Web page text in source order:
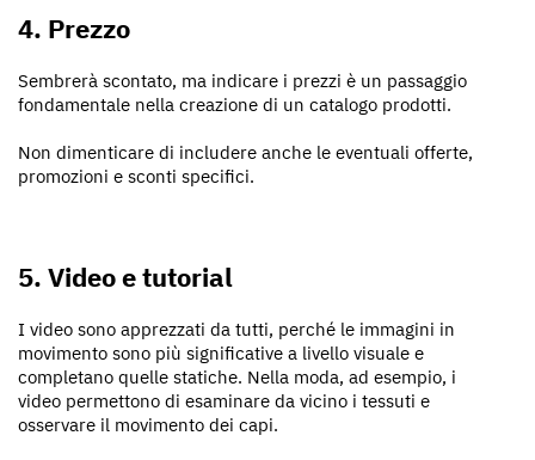
4. Prezzo
Sembrerà scontato, ma indicare i prezzi è un passaggio
fondamentale nella creazione di un catalogo prodotti.
Non dimenticare di includere anche le eventuali offerte,
promozioni e sconti specifici.
5. Video e tutorial
I video sono apprezzati da tutti, perché le immagini in
movimento sono più significative a livello visuale e
completano quelle statiche. Nella moda, ad esempio, i
video permettono di esaminare da vicino i tessuti e
osservare il movimento dei capi.